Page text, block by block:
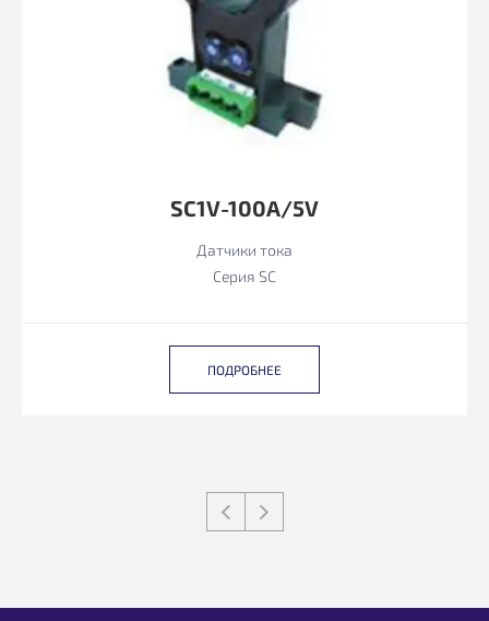
SC1V-100A/5V
Датчики тока
Серия SC
ПОДРОБНЕЕ